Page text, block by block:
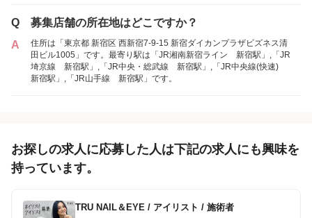
件の店舗
ロコラッシュ 新宿西口大ガード店
（東京都新宿区:新宿駅 徒歩 9分 ）
件の店舗
ロコラッシュ 新宿西口大ガード店
（東京都新宿区:新宿駅 徒歩 9分 ）
Q
募集店舗の所在地はどこですか？
A
住所は「東京都 新宿区 西新宿7-9-15 新宿ダイカンプラザビズネス清
田ビル1005」です。最寄り駅は「JR湘南新宿ライン 新宿駅」,「JR
埼京線 新宿駅」,「JR中央・総武線 新宿駅」,「JR中央線(快速)
新宿駅」,「JR山手線 新宿駅」です。
お探しの求人に応募した人は下記の求人にも興味を
持っています。
TRU NAIL＆EYE / アイリスト / 施術者